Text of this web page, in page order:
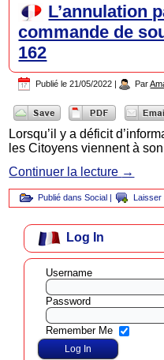
L’annulation
commande de
162
Publié le 21/05/2022 | Par
Lorsqu’il y a déficit
les Citoyens viennent à
Continuer la lecture →
Publié dans Social
Log In
Username
Password
Remember Me